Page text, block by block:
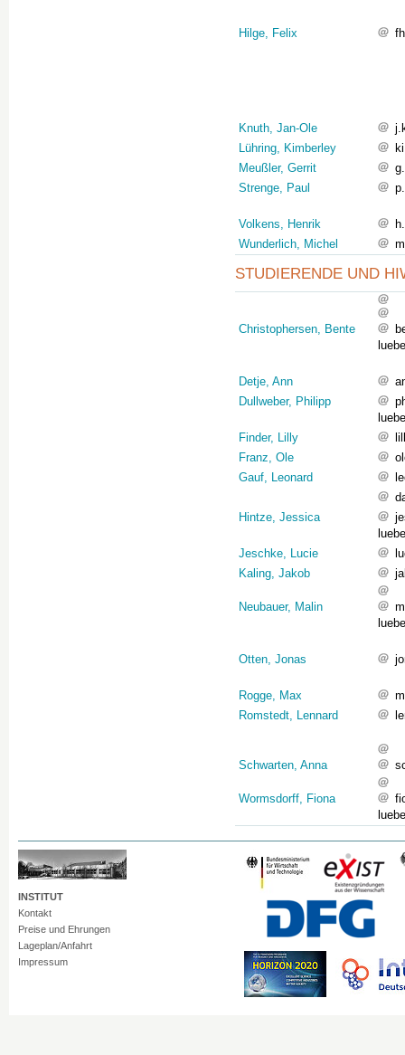
Hilge, Felix
Knuth, Jan-Ole
Lühring, Kimberley
Meußler, Gerrit
Strenge, Paul
Volkens, Henrik
Wunderlich, Michel
STUDIERENDE UND
Christophersen, Bente
Detje, Ann
Dullweber, Philipp
Finder, Lilly
Franz, Ole
Gauf, Leonard
Hintze, Jessica
Jeschke, Lucie
Kaling, Jakob
Neubauer, Malin
Otten, Jonas
Rogge, Max
Romstedt, Lennard
Schwarten, Anna
Wormsdorff, Fiona
INSTITUT
Kontakt
Preise und Ehrungen
Lageplan/Anfahrt
Impressum